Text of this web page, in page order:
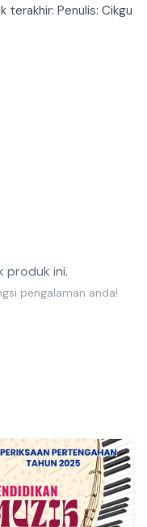
terakhir: Penulis: Cikgu
produk ini.
pengalaman anda!